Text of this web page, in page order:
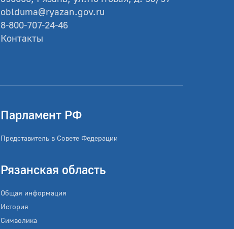
oblduma@ryazan.gov.ru
8-800-707-24-46
Контакты
Парламент РФ
Представитель в Совете Федерации
Рязанская область
Общая информация
История
Символика